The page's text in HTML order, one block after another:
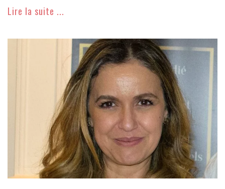
Lire la suite ...